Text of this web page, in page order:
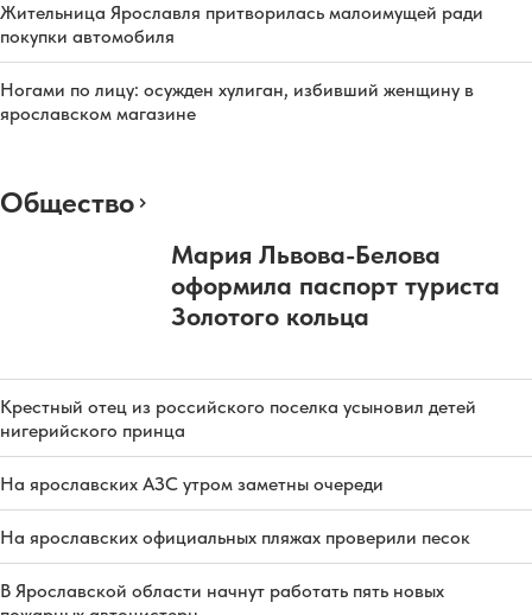
Жительница Ярославля притворилась малоимущей ради
покупки автомобиля
Ногами по лицу: осужден хулиган, избивший женщину в
ярославском магазине
Общество
Мария Львова-Белова
оформила паспорт туриста
Золотого кольца
Крестный отец из российского поселка усыновил детей
нигерийского принца
На ярославских АЗС утром заметны очереди
На ярославских официальных пляжах проверили песок
В Ярославской области начнут работать пять новых